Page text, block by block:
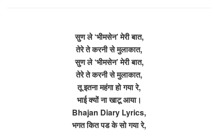
सुण ले ‘भीमसेन’ मेरी बात,
तेरे ते करनी से मुलाकात,
सुण ले ‘भीमसेन’ मेरी बात,
तेरे ते करनी से मुलाकात,
तू इतना महंगा हो गया रे,
भाई क्यों ना खाटू आया।
Bhajan Diary Lyrics,
भगत कित पड के सो गया रे,